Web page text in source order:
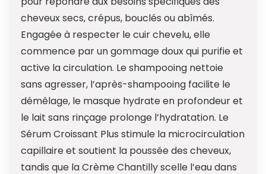
cheveux secs, crépus, bouclés ou abîmés.
Engagée à respecter le cuir chevelu, elle
commence par un gommage doux qui purifie et
active la circulation. Le shampooing nettoie
sans agresser, l’après-shampooing facilite le
démêlage, le masque hydrate en profondeur et
le lait sans rinçage prolonge l’hydratation. Le
Sérum Croissant Plus stimule la microcirculation
capillaire et soutient la poussée des cheveux,
tandis que la Crème Chantilly scelle l’eau dans